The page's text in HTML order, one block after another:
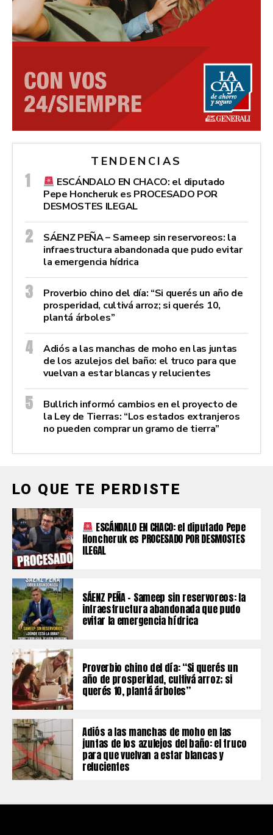
TENDENCIAS
ESCÁNDALO EN CHACO: el diputado
Pepe Honcheruk es PROCESADO POR
DESMOSTES ILEGAL
SÁENZ PEÑA – Sameep sin reservoreos: la
infraestructura abandonada que pudo evitar
la emergencia hídrica
Proverbio chino del día: “Si querés un año de
prosperidad, cultivá arroz; si querés 10,
plantá árboles”
Adiós a las manchas de moho en las juntas
de los azulejos del baño: el truco para que
vuelvan a estar blancas y relucientes
Bullrich informó cambios en el proyecto de
la Ley de Tierras: “Los estados extranjeros
no pueden comprar un gramo de tierra”
LO QUE TE PERDISTE
ESCÁNDALO EN CHACO: el diputado Pepe
Honcheruk es PROCESADO POR DESMOSTES
ILEGAL
SÁENZ PEÑA – Sameep sin reservoreos: la
infraestructura abandonada que pudo
evitar la emergencia hídrica
Proverbio chino del día: “Si querés un
año de prosperidad, cultivá arroz; si
querés 10, plantá árboles”
Adiós a las manchas de moho en las
juntas de los azulejos del baño: el truco
para que vuelvan a estar blancas y
relucientes